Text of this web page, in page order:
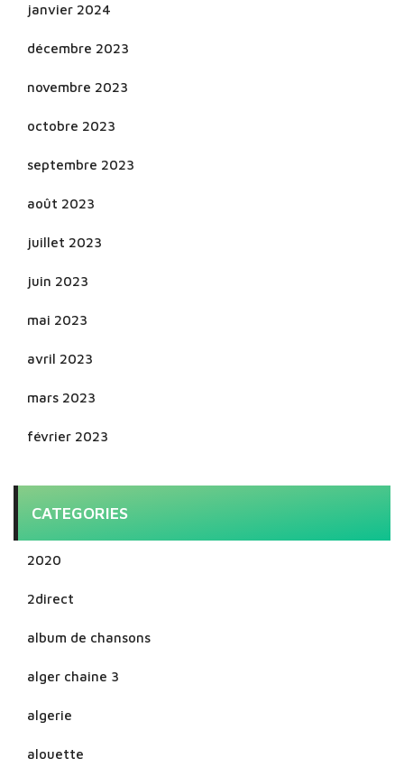
janvier 2024
décembre 2023
novembre 2023
octobre 2023
septembre 2023
août 2023
juillet 2023
juin 2023
mai 2023
avril 2023
mars 2023
février 2023
CATEGORIES
2020
2direct
album de chansons
alger chaine 3
algerie
alouette